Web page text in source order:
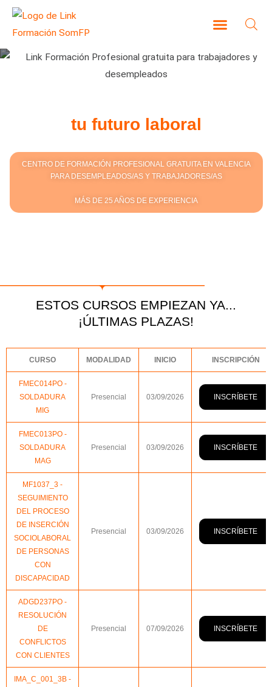
tu futuro laboral
CENTRO DE FORMACIÓN PROFESIONAL GRATUITA EN VALENCIA
PARA DESEMPLEADOS/AS Y TRABAJADORES/AS
MÁS DE 25 AÑOS DE EXPERIENCIA
ESTOS CURSOS EMPIEZAN YA...
¡ÚLTIMAS PLAZAS!
CURSO MODALIDAD INICIO INSCRIPCIÓN
FMEC014PO -
SOLDADURA
MIG
Presencial 03/09/2026 INSCRÍBETE
FMEC013PO -
SOLDADURA
MAG
Presencial 03/09/2026 INSCRÍBETE
MF1037_3 -
SEGUIMIENTO
DEL PROCESO
DE INSERCIÓN
SOCIOLABORAL
DE PERSONAS
CON
DISCAPACIDAD
Presencial 03/09/2026 INSCRÍBETE
ADGD237PO -
RESOLUCIÓN
DE
CONFLICTOS
CON CLIENTES
Presencial 07/09/2026 INSCRÍBETE
IMA_C_001_3B -